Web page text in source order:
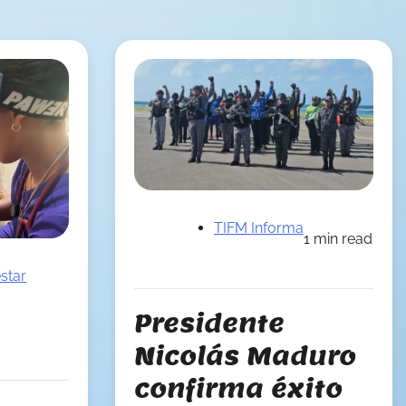
TIFM Informa
1 min read
Presidente
Nicolás Maduro
confirma éxito